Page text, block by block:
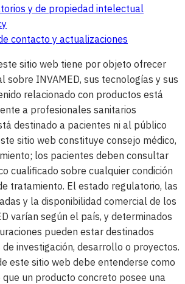
y de propiedad intelectual
contacto y actualizaciones
sitio web tiene por objeto ofrecer
sobre INVAMED, sus tecnologías y sus
relacionado con productos está
a profesionales sanitarios
destinado a pacientes ni al público
sitio web constituye consejo médico,
los pacientes deben consultar
cualificado sobre cualquier condición
tratamiento. El estado regulatorio, las
y la disponibilidad comercial de los
varían según el país, y determinados
pueden estar destinados
investigación, desarrollo o proyectos.
este sitio web debe entenderse como
que un producto concreto posee una